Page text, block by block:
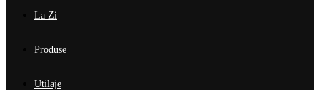
La Zi
Produse
Utilaje